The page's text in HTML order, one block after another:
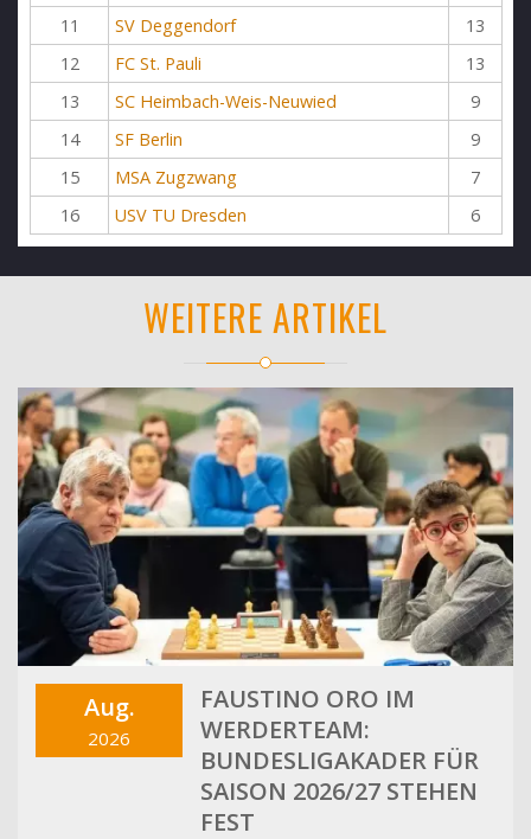
11
SV Deggendorf
13
12
FC St. Pauli
13
13
SC Heimbach-Weis-Neuwied
9
14
SF Berlin
9
15
MSA Zugzwang
7
16
USV TU Dresden 6
WEITERE ARTIKEL
Aug.
2026
FAUSTINO ORO IM
WERDERTEAM:
BUNDESLIGAKADER FÜR
SAISON 2026/27 STEHEN
FEST